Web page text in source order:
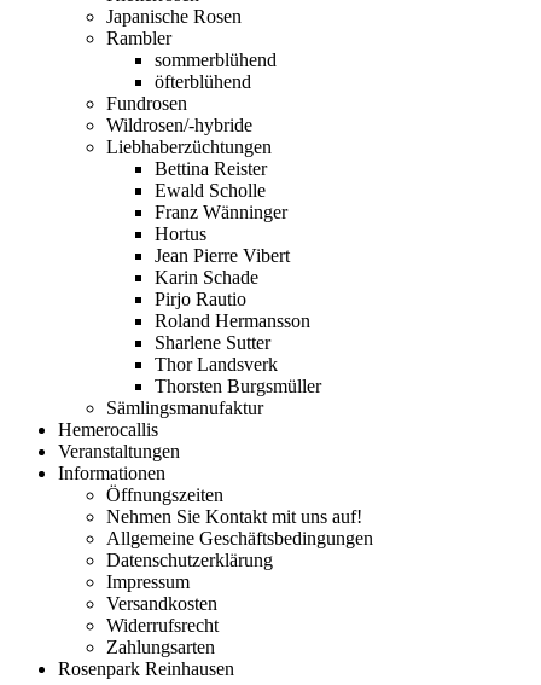
Japanische Rosen
Rambler
sommerblühend
öfterblühend
Fundrosen
Wildrosen/-hybride
Liebhaberzüchtungen
Bettina Reister
Ewald Scholle
Franz Wänninger
Hortus
Jean Pierre Vibert
Karin Schade
Pirjo Rautio
Roland Hermansson
Sharlene Sutter
Thor Landsverk
Thorsten Burgsmüller
Sämlingsmanufaktur
Hemerocallis
Veranstaltungen
Informationen
Öffnungszeiten
Nehmen Sie Kontakt mit uns auf!
Allgemeine Geschäftsbedingungen
Datenschutzerklärung
Impressum
Versandkosten
Widerrufsrecht
Zahlungsarten
Rosenpark Reinhausen